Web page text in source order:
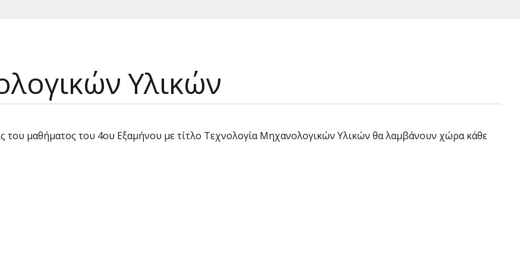
Υλικών
του μαθήματος του 4ου Εξαμήνου με τίτλο Τεχνολογία Μηχανολογικών Υλικών θα λαμβάνουν χώρα κάθε